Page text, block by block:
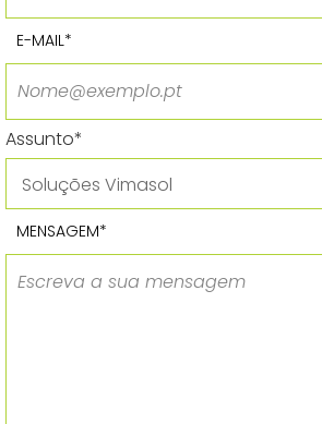
E-MAIL*
Assunto*
MENSAGEM*